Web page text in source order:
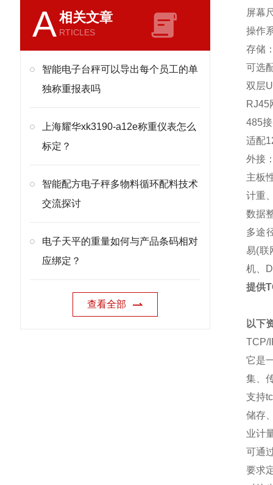
A相关文章
RTICLES
智能电子台秤可以导出每个员工的单
独称重报表吗
上海耀华xk3190-a12e称重仪表怎么
标定？
智能配方电子秤多物料循环配料技术
交流探讨
电子天平的重量如何与产品条码相对
应绑定？
查看全部
屏幕
操作
存储
可选
双层
RJ45
485
适配
外接
主板
计重
数据
多途
易(联
机、
提供
以下
TCP/
它是
集、
支持
储存
业计
可通
要求